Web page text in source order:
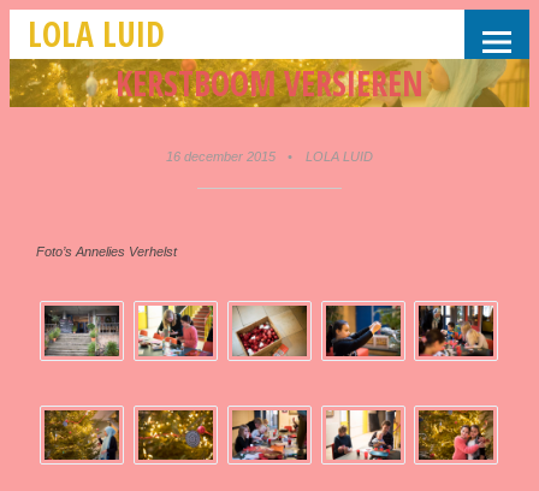
LOLA LUID
KERSTBOOM VERSIEREN
16 december 2015 • LOLA LUID
Foto’s Annelies Verhelst